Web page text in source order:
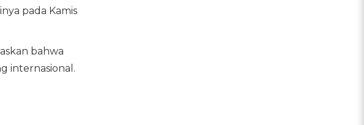
pada Kamis
bahwa
internasional.